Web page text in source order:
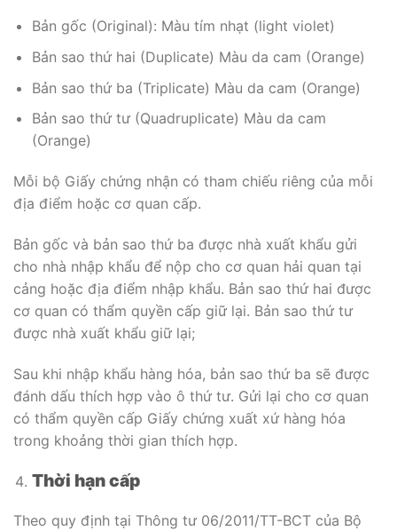
Bản gốc (Original): Màu tím nhạt (light violet)
Bản sao thứ hai (Duplicate) Màu da cam (Orange)
Bản sao thứ ba (Triplicate) Màu da cam (Orange)
Bản sao thứ tư (Quadruplicate) Màu da cam
(Orange)
Mỗi bộ Giấy chứng nhận có tham chiếu riêng của mỗi
địa điểm hoặc cơ quan cấp.
Bản gốc và bản sao thứ ba được nhà xuất khẩu gửi
cho nhà nhập khẩu để nộp cho cơ quan hải quan tại
cảng hoặc địa điểm nhập khẩu. Bản sao thứ hai được
cơ quan có thẩm quyền cấp giữ lại. Bản sao thứ tư
được nhà xuất khẩu giữ lại;
Sau khi nhập khẩu hàng hóa, bản sao thứ ba sẽ được
đánh dấu thích hợp vào ô thứ tư. Gửi lại cho cơ quan
có thẩm quyền cấp Giấy chứng xuất xứ hàng hóa
trong khoảng thời gian thích hợp.
Thời hạn cấp
Theo quy định tại Thông tư 06/2011/TT-BCT của Bộ